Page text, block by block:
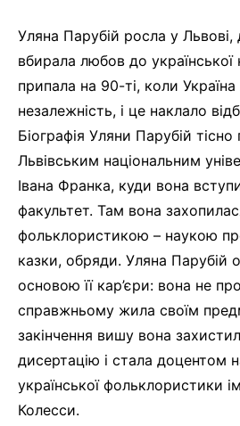
Уляна Парубій росла у Львові,
вбирала любов до української
припала на 90-ті, коли
незалежність, і це наклало
Біографія Уляни Парубій тісно
Львівським національним
Івана Франка, куди вона
факультет. Там вона
фольклористикою – наукою
казки, обряди. Уляна Парубій
основою її кар’єри: вона не
справжньому жила своїм
закінчення вишу вона
дисертацію і стала доцентом
української фольклористики
Колесси.